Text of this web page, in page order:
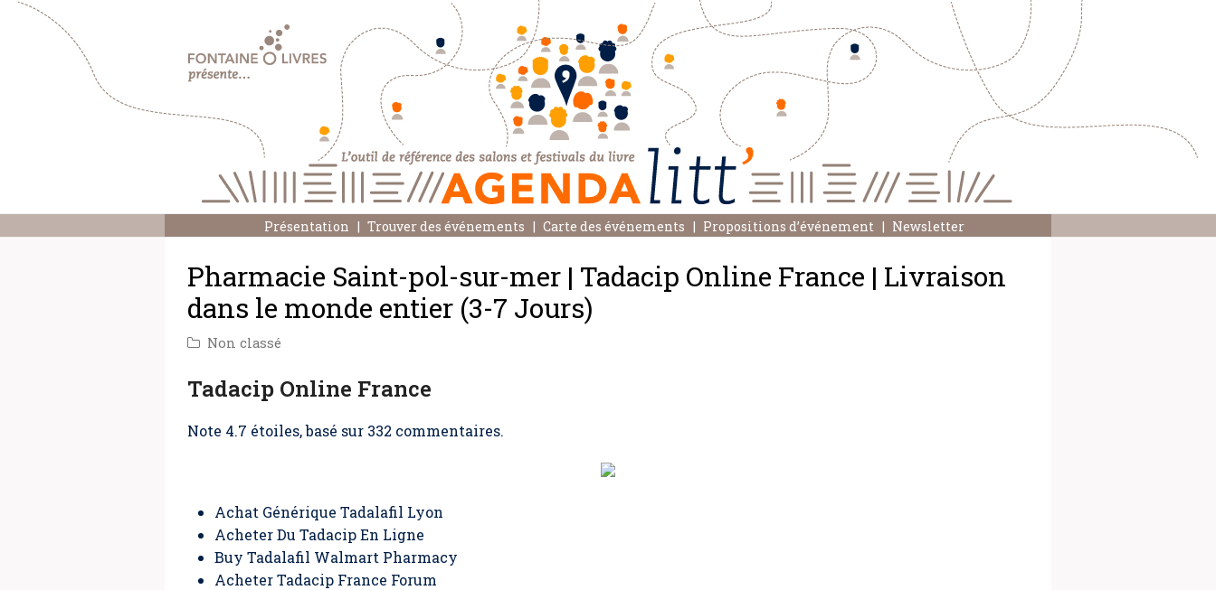
Présentation Trouver des événements Carte des événements Propositions d’événement Newsletter
Pharmacie Saint-pol-sur-mer | Tadacip Online France | Livraison
dans le monde entier (3-7 Jours)
Non classé
Tadacip Online France
Note 4.7 étoiles, basé sur 332 commentaires.
Achat Générique Tadalafil Lyon
Acheter Du Tadacip En Ligne
Buy Tadalafil Walmart Pharmacy
Acheter Tadacip France Forum